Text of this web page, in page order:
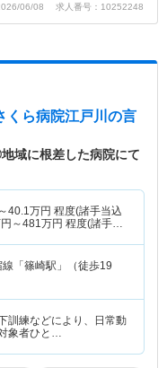
06/08 求人番号：10252248
ら病院江戸川 の言
域に根差した病院にて
40.1万円 程度(諸手当込
～481万円 程度(諸手当
「篠崎駅」（徒歩19
訓練などにより、日常動
象者ひと…